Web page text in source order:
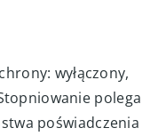
wyłączony,
polega
poświadczenia